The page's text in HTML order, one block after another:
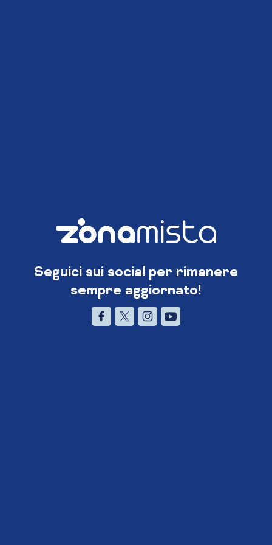
Seguici sui social per rimanere
sempre aggiornato!